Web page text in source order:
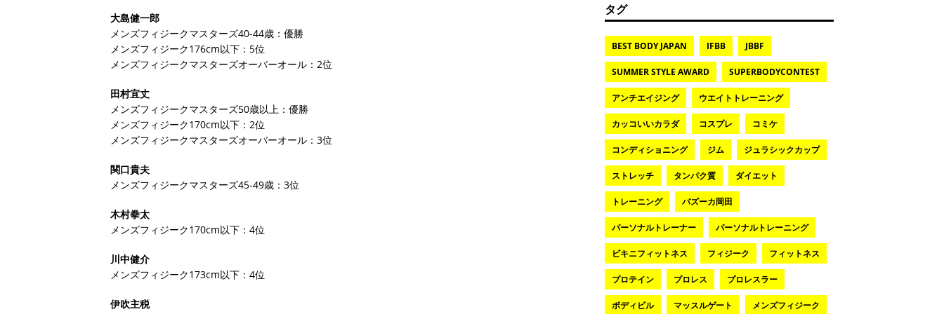
大島健一郎
メンズフィジークマスターズ40-44歳：優勝
メンズフィジーク176cm以下：5位
メンズフィジークマスターズオーバーオール：2位
田村宜丈
メンズフィジークマスターズ50歳以上：優勝
メンズフィジーク170cm以下：2位
メンズフィジークマスターズオーバーオール：3位
関口貴夫
メンズフィジークマスターズ45-49歳：3位
木村拳太
メンズフィジーク170cm以下：4位
川中健介
メンズフィジーク173cm以下：4位
伊吹主税
タグ
BEST BODY JAPAN IFBB JBBF
SUMMER STYLE AWARD SUPERBODYCONTEST
アンチエイジング ウエイトトレーニング
カッコいいカラダ コスプレ コミケ
コンディショニング ジム ジュラシックカップ
ストレッチ タンパク質 ダイエット
トレーニング バズーカ岡田
パーソナルトレーナー パーソナルトレーニング
ビキニフィットネス フィジーク フィットネス
プロテイン プロレス プロレスラー
ボディビル マッスルゲート メンズフィジーク